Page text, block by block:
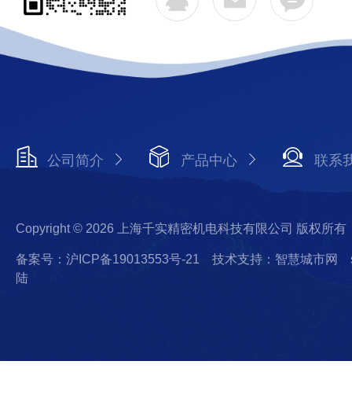
公司简介 产品中心 联系
Copyright © 2026 上海千实精密机电科技有限公司 版权所有
备案号：沪ICP备19013553号-21 技术支持：智慧城市网
陆